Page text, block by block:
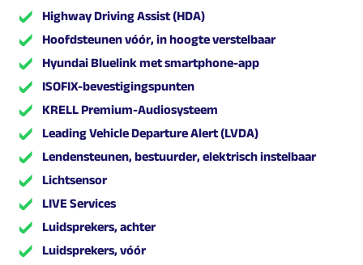
Highway Driving Assist (HDA)
Hoofdsteunen vóór, in hoogte verstelbaar
Hyundai Bluelink met smartphone-app
ISOFIX-bevestigingspunten
KRELL Premium-Audiosysteem
Leading Vehicle Departure Alert (LVDA)
Lendensteunen, bestuurder, elektrisch instelbaar
Lichtsensor
LIVE Services
Luidsprekers, achter
Luidsprekers, vóór